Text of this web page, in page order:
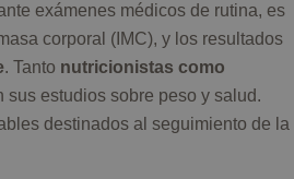
exámenes médicos de rutina, es
corporal (IMC), y los resultados
. Tanto nutricionistas como
sus estudios sobre peso y salud.
destinados al seguimiento de la